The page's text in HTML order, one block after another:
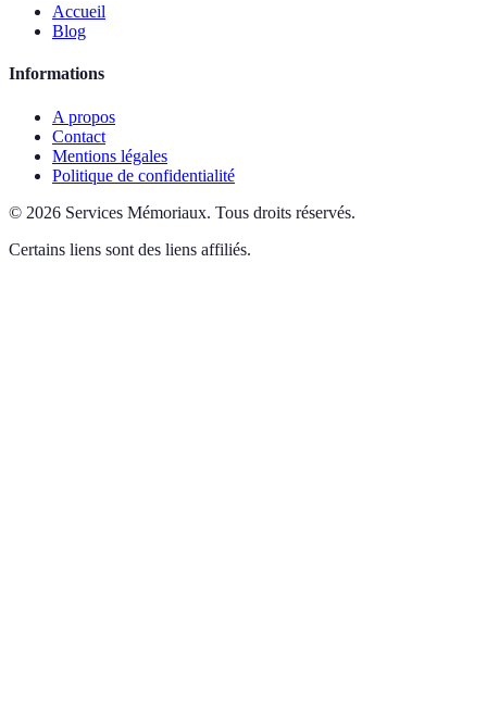
Accueil
Blog
Informations
A propos
Contact
Mentions légales
Politique de confidentialité
© 2026 Services Mémoriaux. Tous droits réservés.
Certains liens sont des liens affiliés.